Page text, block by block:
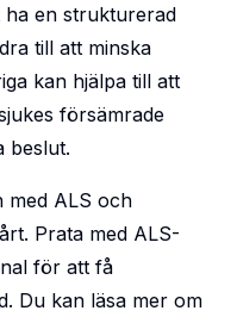
ha en strukturerad
till att minska
kan hjälpa till att
försämrade
beslut.
med ALS och
Prata med ALS-
för att få
Du kan läsa mer om